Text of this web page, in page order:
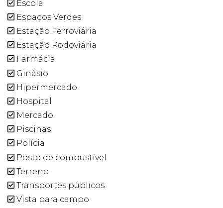
Escola
Espaços Verdes
Estação Ferroviária
Estação Rodoviária
Farmácia
Ginásio
Hipermercado
Hospital
Mercado
Piscinas
Polícia
Posto de combustível
Terreno
Transportes públicos
Vista para campo